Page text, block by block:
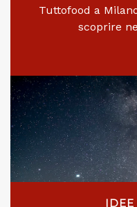
Tuttofood a
scoprire